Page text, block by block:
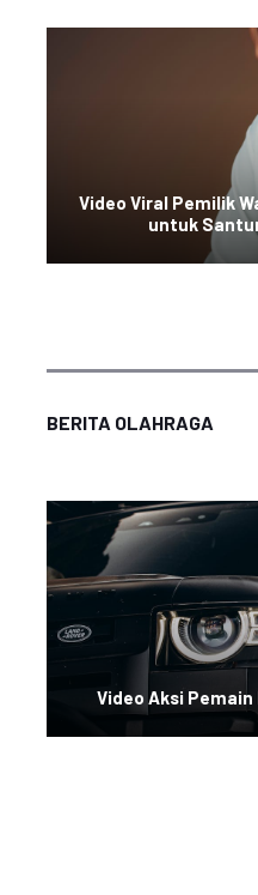
Video Viral Pemilik
untuk
BERITA OLAHRAGA
Video Aksi